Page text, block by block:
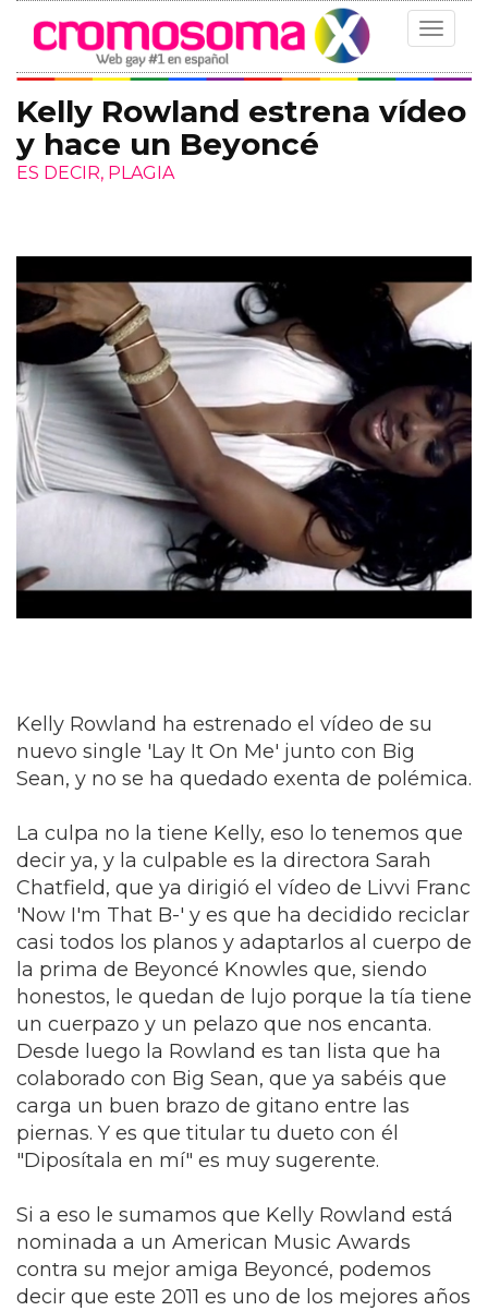
Toggle
Kelly Rowland estrena vídeo
y hace un Beyoncé
ES DECIR, PLAGIA
Kelly Rowland ha estrenado el vídeo de su
nuevo single 'Lay It On Me' junto con Big
Sean, y no se ha quedado exenta de polémica.
La culpa no la tiene Kelly, eso lo tenemos que
decir ya, y la culpable es la directora Sarah
Chatfield, que ya dirigió el vídeo de Livvi Franc
'Now I'm That B-' y es que ha decidido reciclar
casi todos los planos y adaptarlos al cuerpo de
la prima de Beyoncé Knowles que, siendo
honestos, le quedan de lujo porque la tía tiene
un cuerpazo y un pelazo que nos encanta.
Desde luego la Rowland es tan lista que ha
colaborado con Big Sean, que ya sabéis que
carga un buen brazo de gitano entre las
piernas. Y es que titular tu dueto con él
"Diposítala en mí" es muy sugerente.
Si a eso le sumamos que Kelly Rowland está
nominada a un American Music Awards
contra su mejor amiga Beyoncé, podemos
decir que este 2011 es uno de los mejores años